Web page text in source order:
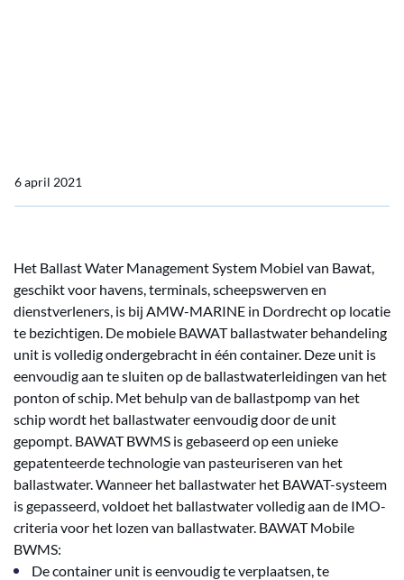
6 april 2021
Het Ballast Water Management System Mobiel van Bawat,
geschikt voor havens, terminals, scheepswerven en
dienstverleners, is bij AMW-MARINE in Dordrecht op locatie
te bezichtigen. De mobiele BAWAT ballastwater behandeling
unit is volledig ondergebracht in één container. Deze unit is
eenvoudig aan te sluiten op de ballastwaterleidingen van het
ponton of schip. Met behulp van de ballastpomp van het
schip wordt het ballastwater eenvoudig door de unit
gepompt. BAWAT BWMS is gebaseerd op een unieke
gepatenteerde technologie van pasteuriseren van het
ballastwater. Wanneer het ballastwater het BAWAT-systeem
is gepasseerd, voldoet het ballastwater volledig aan de IMO-
criteria voor het lozen van ballastwater. BAWAT Mobile
BWMS:
De container unit is eenvoudig te verplaatsen, te